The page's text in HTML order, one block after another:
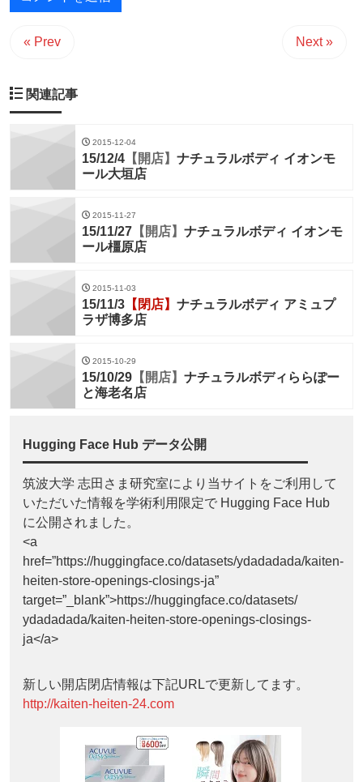
« Prev Next »
関連記事
2015-12-04
15/12/4 【開店】 ナチュラルボディ イオンモ
ール大垣店
2015-11-27
15/11/27 【開店】 ナチュラルボディ イオンモ
ール橿原店
2015-11-03
15/11/3 【閉店】 ナチュラルボディ アミュプ
ラザ博多店
2015-10-29
15/10/29 【開店】 ナチュラルボディららぽー
と海老名店
Hugging Face Hub データ公開
筑波大学 志田さま研究室により当サイトをご利用して
いただいた情報を学術利用限定で Hugging Face Hub
に公開されました。
<a
href=”https://huggingface.co/datasets/ydadadada/kaiten-
heiten-store-openings-closings-ja”
target=”_blank”>https://huggingface.co/datasets/
ydadadada/kaiten-heiten-store-openings-closings-
ja</a>
新しい開店閉店情報は下記URLで更新してます。
http://kaiten-heiten-24.com